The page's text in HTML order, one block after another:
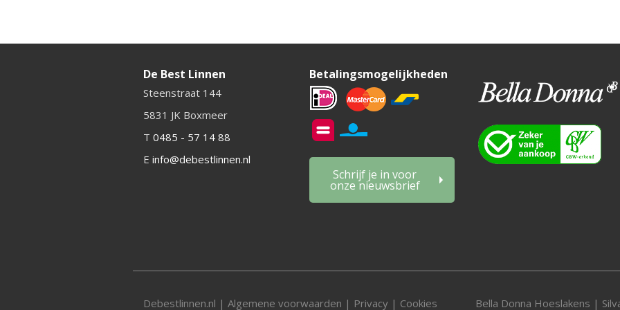
De Best Linnen
Steenstraat 144
5831 JK Boxmeer
T 0485 - 57 14 88
E info@debestlinnen.nl
Betalingsmogelijkheden
Schrijf je in voor
onze nieuwsbrief
Debestlinnen.nl | Algemene voorwaarden | Privacy | Cookies Bella Donna Hoeslakens |